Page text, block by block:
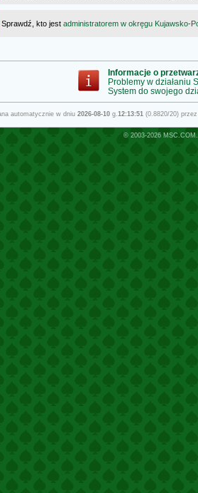
Sprawdź, kto jest administratorem w okręgu Kujawsko-
Informacje o
Problemy w działaniu
System do swojego
automatycznie w dniu 2026-08-10g.12:13:51(0.8820/20)
© 2003-2026